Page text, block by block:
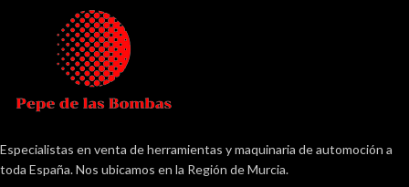
Especialistas en venta de herramientas y maquinaria de automoción a
toda España. Nos ubicamos en la Región de Murcia.